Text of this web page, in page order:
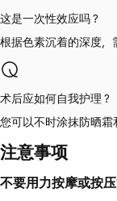
这是一次性效应吗？
根据色素沉着的深度，
术后应如何自我护理？
您可以不时涂抹防晒霜
注意事项
不要用力按摩或按压